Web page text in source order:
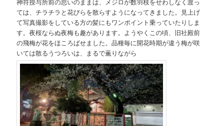
ては、チラチラと花びらを散らすようになってきました。見上げ
て写真撮影をしている方の髪にもワンポイント乗っていたりしま
す。夜桜ならぬ夜梅も趣があります。ようやくこの頃、旧社殿前
の飛梅が花をほころばせました。品種毎に開花時期が違う梅が咲
いては散るうつろいは、まるで薫りながら